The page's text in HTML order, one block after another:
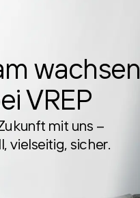
VREP
mit uns –
vielseitig, sicher.